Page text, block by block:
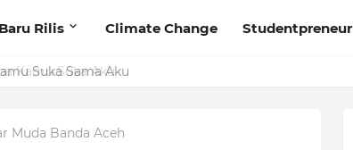
Baru Rilis Climate Change Studentpreneur
Suka Sama Aku
Muda Banda Aceh